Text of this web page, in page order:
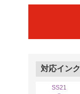
対応インク
SS21